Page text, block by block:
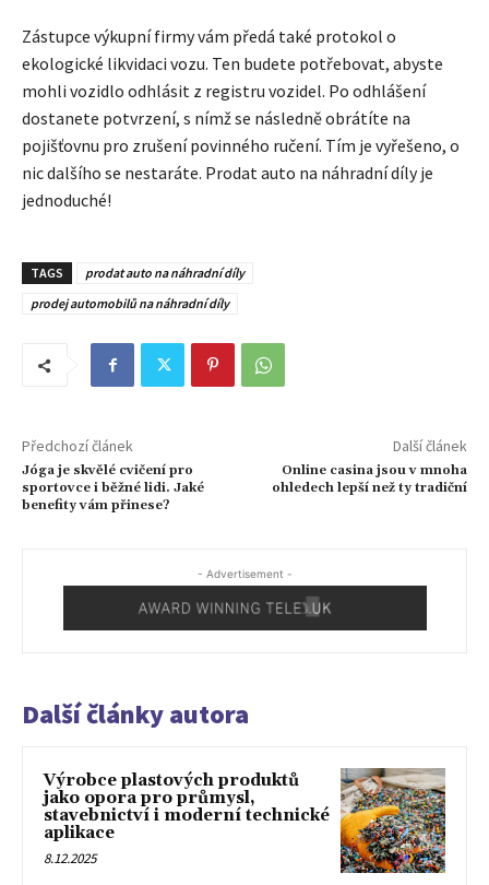
Zástupce výkupní firmy vám předá také protokol o
ekologické likvidaci vozu. Ten budete potřebovat, abyste
mohli vozidlo odhlásit z registru vozidel. Po odhlášení
dostanete potvrzení, s nímž se následně obrátíte na
pojišťovnu pro zrušení povinného ručení. Tím je vyřešeno, o
nic dalšího se nestaráte. Prodat auto na náhradní díly je
jednoduché!
TAGS
prodat auto na náhradní díly
prodej automobilů na náhradní díly
Předchozí článek
Jóga je skvělé cvičení pro
sportovce i běžné lidi. Jaké
benefity vám přinese?
Další článek
Online casina jsou v mnoha
ohledech lepší než ty tradiční
- Advertisement -
Další články autora
Výrobce plastových produktů
jako opora pro průmysl,
stavebnictví i moderní technické
aplikace
8.12.2025